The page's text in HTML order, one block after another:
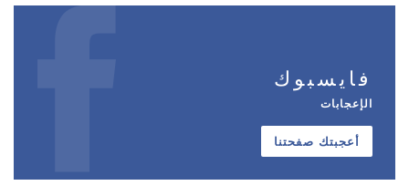
فايسبوك
الإعجابات
أعجبتك صفحتنا